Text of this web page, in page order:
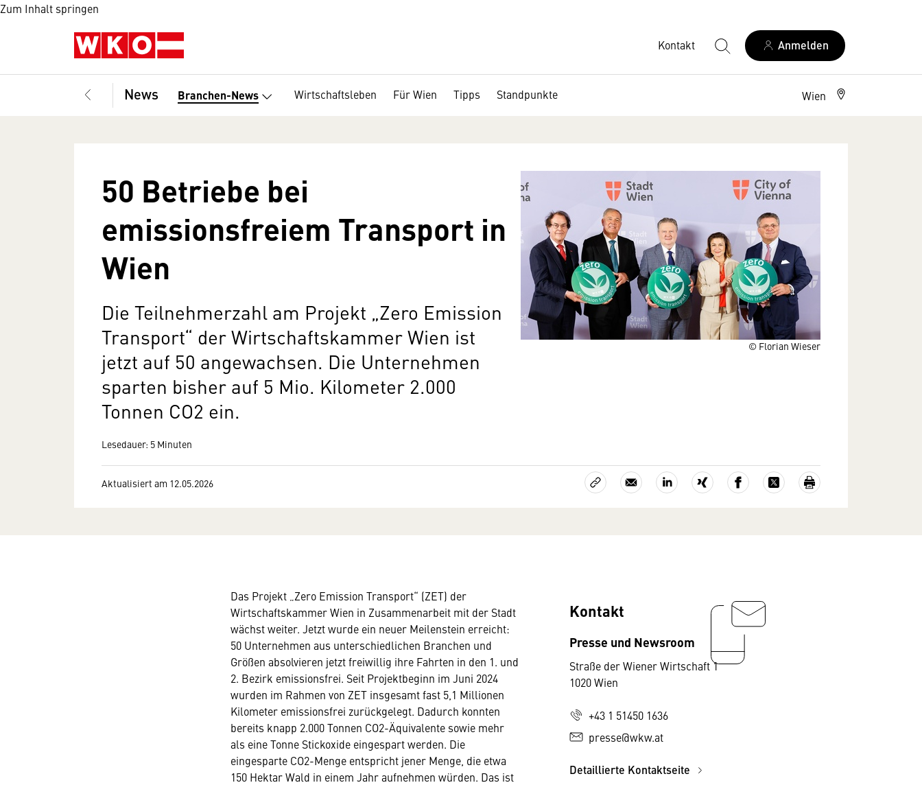
Zum Inhalt springen
Kontakt Anmelden
News Branchen-News Wirtschaftsleben Für Wien Tipps Standpunkte Wien
© Florian Wieser
50 Betriebe bei
emissionsfreiem Transport in
Wien
Die Teilnehmerzahl am Projekt „Zero Emission
Transport“ der Wirtschaftskammer Wien ist
jetzt auf 50 angewachsen. Die Unternehmen
sparten bisher auf 5 Mio. Kilometer 2.000
Tonnen CO2 ein.
Lesedauer: 5 Minuten
Aktualisiert am 12.05.2026
Kontakt
Presse und Newsroom
Straße der Wiener Wirtschaft 1
1020 Wien
+43 1 51450 1636
presse@wkw.at
Detaillierte Kontaktseite
Das Projekt „Zero Emission Transport“ (ZET) der
Wirtschaftskammer Wien in Zusammenarbeit mit der Stadt
wächst weiter. Jetzt wurde ein neuer Meilenstein erreicht:
50 Unternehmen aus unterschiedlichen Branchen und
Größen absolvieren jetzt freiwillig ihre Fahrten in den 1. und
2. Bezirk emissionsfrei. Seit Projektbeginn im Juni 2024
wurden im Rahmen von ZET insgesamt fast 5,1 Millionen
Kilometer emissionsfrei zurückgelegt. Dadurch konnten
bereits knapp 2.000 Tonnen CO2-Äquivalente sowie mehr
als eine Tonne Stickoxide eingespart werden. Die
eingesparte CO2-Menge entspricht jener Menge, die etwa
150 Hektar Wald in einem Jahr aufnehmen würden. Das ist